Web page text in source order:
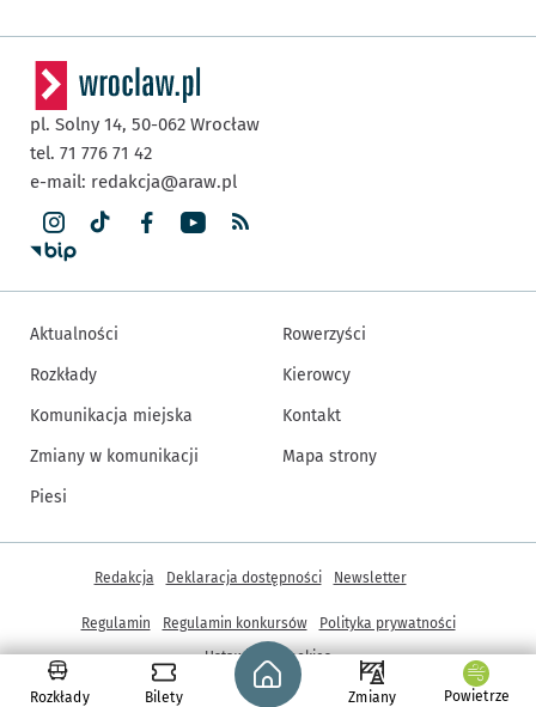
Rozkłady Bilety
Strona główna - wroclaw.pl
Zmiany Powietrze
pl. Solny 14, 50-062 Wrocław
tel. 71 776 71 42
e-mail: redakcja@araw.pl
Aktualności
Rozkłady
Komunikacja miejska
Zmiany w komunikacji
Piesi
Rowerzyści
Kierowcy
Kontakt
Mapa strony
© Copyright 2005-2026, ARAW S.A., Gmina Wrocław
Inne informacje
Redakcja Deklaracja dostępności Newsletter
Regulamin Regulamin konkursów
Polityka prywatności
Ustawienia cookies